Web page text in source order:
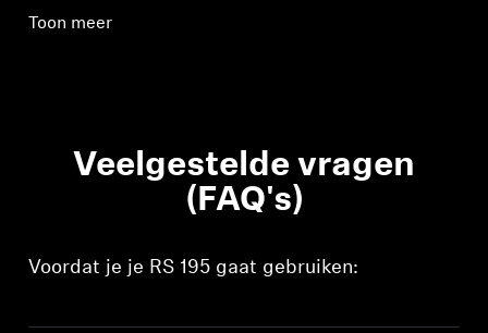
Toon meer
Veelgestelde vragen
(FAQ's)
Voordat je je RS 195 gaat gebruiken: